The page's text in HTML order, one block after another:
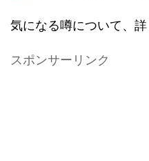
気になる噂について、詳
スポンサーリンク